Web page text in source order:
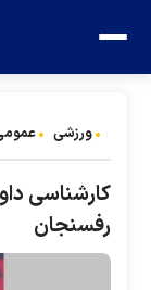
ورزشی
کارشناسی
رفسنجان